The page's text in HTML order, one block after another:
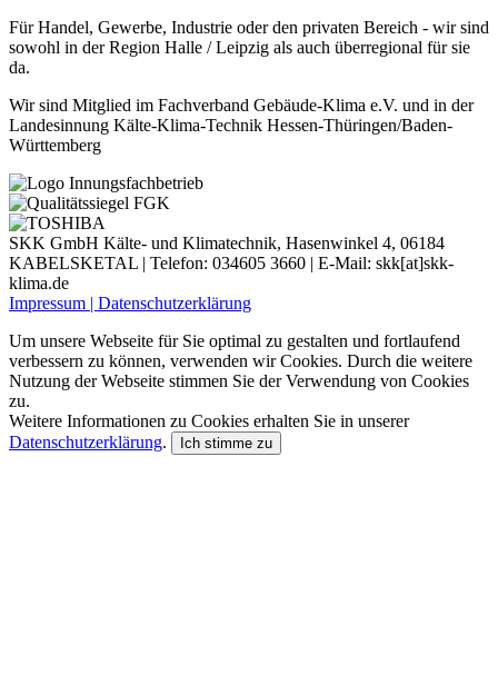
Für Handel, Gewerbe, Industrie oder den privaten Bereich - wir sind
sowohl in der Region Halle / Leipzig als auch überregional für sie
da.
Wir sind Mitglied im Fachverband Gebäude-Klima e.V. und in der
Landesinnung Kälte-Klima-Technik Hessen-Thüringen/Baden-
Württemberg
SKK GmbH Kälte- und Klimatechnik, Hasenwinkel 4, 06184
KABELSKETAL | Telefon: 034605 3660 | E-Mail: skk[at]skk-
klima.de
Impressum | Datenschutzerklärung
Um unsere Webseite für Sie optimal zu gestalten und fortlaufend
verbessern zu können, verwenden wir Cookies. Durch die weitere
Nutzung der Webseite stimmen Sie der Verwendung von Cookies
zu.
Weitere Informationen zu Cookies erhalten Sie in unserer
Datenschutzerklärung. Ich stimme zu